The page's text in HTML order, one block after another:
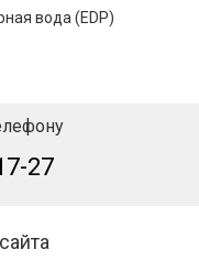
вода (EDP)
27